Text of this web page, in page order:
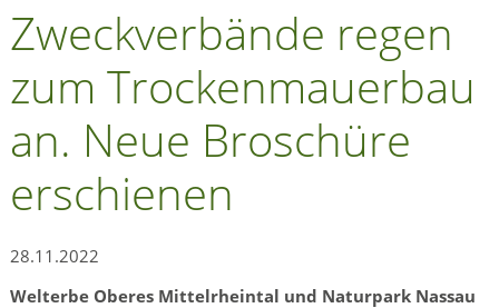
Zweckverbände regen
zum Trockenmauerbau
an. Neue Broschüre
erschienen
28.11.2022
Welterbe Oberes Mittelrheintal und Naturpark Nassau